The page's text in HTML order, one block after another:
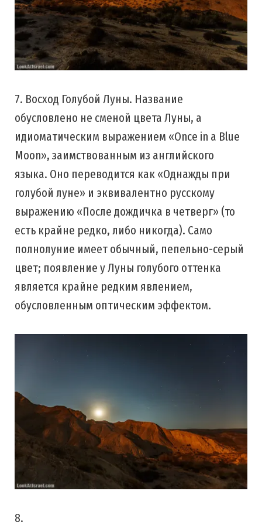
7. Восход Голубой Луны. Название
обусловлено не сменой цвета Луны, а
идиоматическим выражением «Once in a Blue
Moon», заимствованным из английского
языка. Оно переводится как «Однажды при
голубой луне» и эквивалентно русскому
выражению «После дождичка в четверг» (то
есть крайне редко, либо никогда). Само
полнолуние имеет обычный, пепельно-серый
цвет; появление у Луны голубого оттенка
является крайне редким явлением,
обусловленным оптическим эффектом.
8.